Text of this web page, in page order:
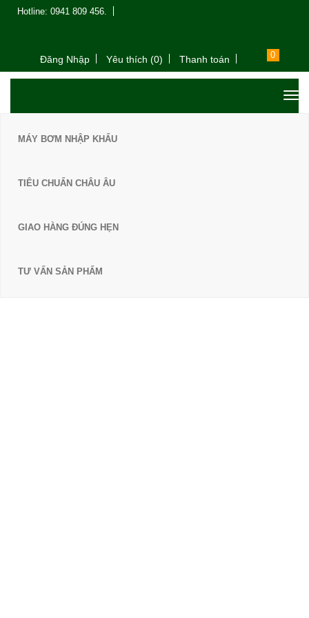
Hotline: 0941 809 456.
Đăng Nhập Yêu thích (0) Thanh toán 0
MÁY BƠM NHẬP KHẨU
TIÊU CHUẨN CHÂU ÂU
GIAO HÀNG ĐÚNG HẸN
TƯ VẤN SẢN PHẨM